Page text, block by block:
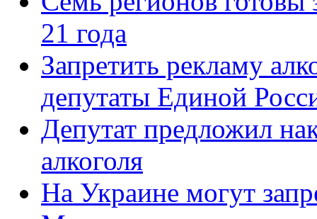
21 года
Запретить рекламу
депутаты Единой
Депутат предложил
алкоголя
На Украине могут